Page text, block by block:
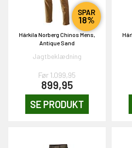
SPAR
18%
Härkila Norberg Chinos Mens,
Antique Sand
Jagtbeklædning
Før 1.099,95
899,95
SE PRODUKT
NEJ TAK!